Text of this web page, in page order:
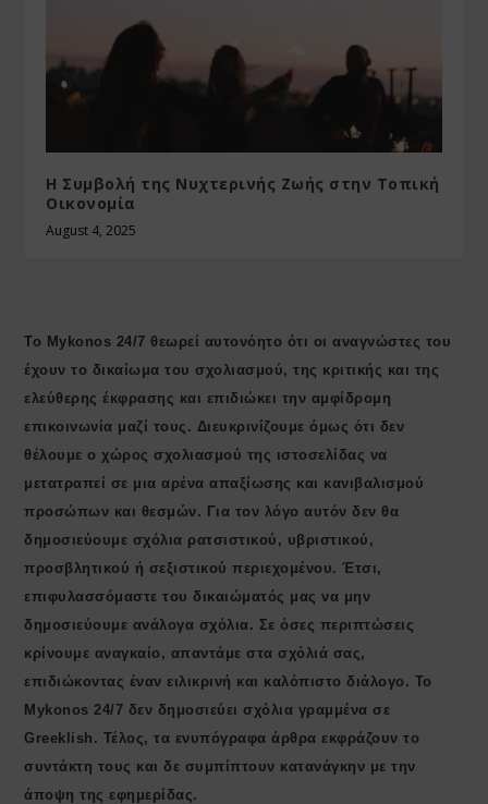
Η Συμβολή της Νυχτερινής Ζωής στην Τοπική
Οικονομία
August 4, 2025
Το Mykonos 24/7 θεωρεί αυτονόητο ότι οι αναγνώστες του
έχουν το δικαίωμα του σχολιασμού, της κριτικής και της
ελεύθερης έκφρασης και επιδιώκει την αμφίδρομη
επικοινωνία μαζί τους. Διευκρινίζουμε όμως ότι δεν
θέλουμε ο χώρος σχολιασμού της ιστοσελίδας να
μετατραπεί σε μια αρένα απαξίωσης και κανιβαλισμού
προσώπων και θεσμών. Για τον λόγο αυτόν δεν θα
δημοσιεύουμε σχόλια ρατσιστικού, υβριστικού,
προσβλητικού ή σεξιστικού περιεχομένου. Έτσι,
επιφυλασσόμαστε του δικαιώματός μας να μην
δημοσιεύουμε ανάλογα σχόλια. Σε όσες περιπτώσεις
κρίνουμε αναγκαίο, απαντάμε στα σχόλιά σας,
επιδιώκοντας έναν ειλικρινή και καλόπιστο διάλογο. Το
Μykonos 24/7 δεν δημοσιεύει σχόλια γραμμένα σε
Greeklish. Τέλος, τα ενυπόγραφα άρθρα εκφράζουν το
συντάκτη τους και δε συμπίπτουν κατανάγκην με την
άποψη της εφημερίδας.